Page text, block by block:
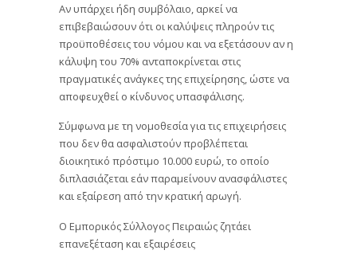
Αν υπάρχει ήδη συμβόλαιο, αρκεί να
επιβεβαιώσουν ότι οι καλύψεις πληρούν τις
προϋποθέσεις του νόμου και να εξετάσουν αν η
κάλυψη του 70% ανταποκρίνεται στις
πραγματικές ανάγκες της επιχείρησης, ώστε να
αποφευχθεί ο κίνδυνος υπασφάλισης.
Σύμφωνα με τη νομοθεσία για τις επιχειρήσεις
που δεν θα ασφαλιστούν προβλέπεται
διοικητικό πρόστιμο 10.000 ευρώ, το οποίο
διπλασιάζεται εάν παραμείνουν ανασφάλιστες
και εξαίρεση από την κρατική αρωγή.
Ο Εμπορικός Σύλλογος Πειραιώς ζητάει
επανεξέταση και εξαιρέσεις